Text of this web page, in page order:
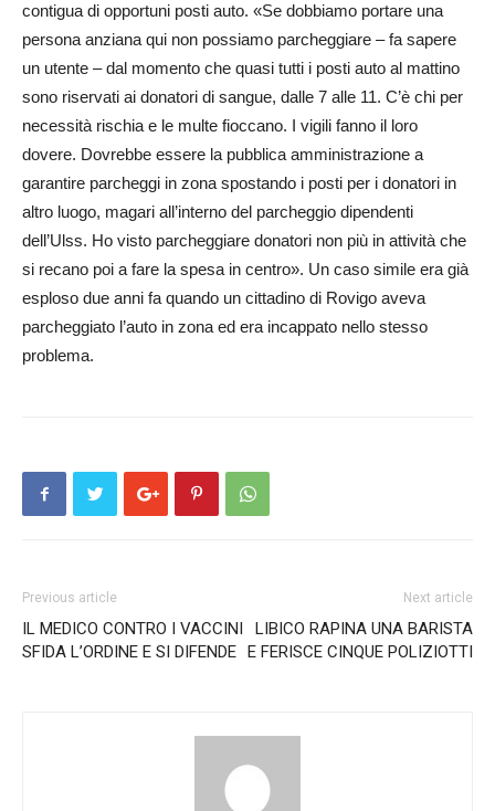
contigua di opportuni posti auto. «Se dobbiamo portare una
persona anziana qui non possiamo parcheggiare – fa sapere
un utente – dal momento che quasi tutti i posti auto al mattino
sono riservati ai donatori di sangue, dalle 7 alle 11. C’è chi per
necessità rischia e le multe fioccano. I vigili fanno il loro
dovere. Dovrebbe essere la pubblica amministrazione a
garantire parcheggi in zona spostando i posti per i donatori in
altro luogo, magari all’interno del parcheggio dipendenti
dell’Ulss. Ho visto parcheggiare donatori non più in attività che
si recano poi a fare la spesa in centro». Un caso simile era già
esploso due anni fa quando un cittadino di Rovigo aveva
parcheggiato l’auto in zona ed era incappato nello stesso
problema.
Previous article
IL MEDICO CONTRO I VACCINI
SFIDA L’ORDINE E SI DIFENDE
Next article
LIBICO RAPINA UNA BARISTA
E FERISCE CINQUE POLIZIOTTI